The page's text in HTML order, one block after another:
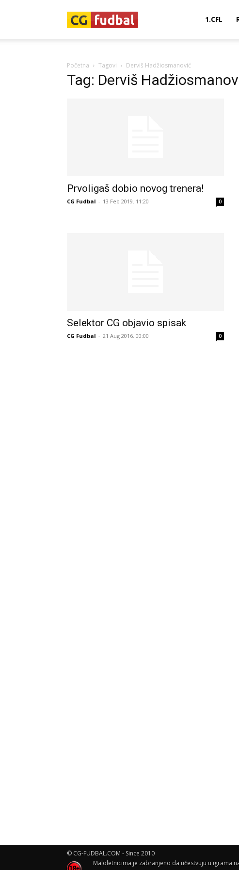
1.CFL
Početna Tagovi Derviš Hadžiosmanović
Tag: Derviš
Prvoligaš dobio novog trenera!
CG Fudbal - 13 Feb 2019. 11:20 0
Selektor CG objavio spisak
CG Fudbal - 21 Aug 2016. 00:00 0
© CG-FUDBAL.COM - Since 2010
Maloletnicima je zabranjeno da učestvuju u igrama